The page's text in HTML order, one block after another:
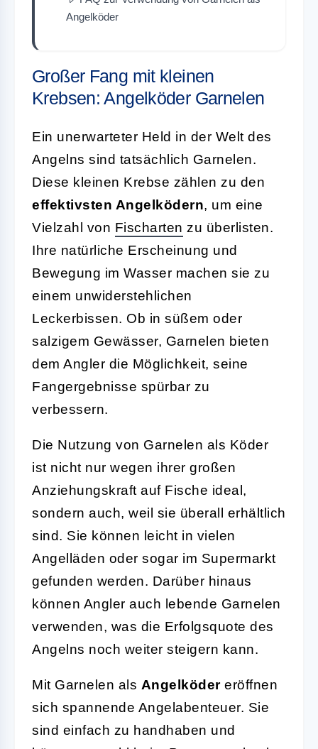
Angelköder
Großer Fang mit kleinen
Krebsen: Angelköder Garnelen
Ein unerwarteter Held in der Welt des
Angelns sind tatsächlich Garnelen.
Diese kleinen Krebse zählen zu den
effektivsten Angelködern, um eine
Vielzahl von Fischarten zu überlisten.
Ihre natürliche Erscheinung und
Bewegung im Wasser machen sie zu
einem unwiderstehlichen
Leckerbissen. Ob in süßem oder
salzigem Gewässer, Garnelen bieten
dem Angler die Möglichkeit, seine
Fangergebnisse spürbar zu
verbessern.
Die Nutzung von Garnelen als Köder
ist nicht nur wegen ihrer großen
Anziehungskraft auf Fische ideal,
sondern auch, weil sie überall erhältlich
sind. Sie können leicht in vielen
Angelläden oder sogar im Supermarkt
gefunden werden. Darüber hinaus
können Angler auch lebende Garnelen
verwenden, was die Erfolgsquote des
Angelns noch weiter steigern kann.
Mit Garnelen als Angelködereröffnen
sich spannende Angelabenteuer. Sie
sind einfach zu handhaben und